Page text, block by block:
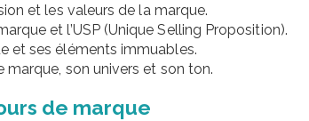
et les valeurs de la marque.
et l’USP (Unique Selling Proposition).
et ses éléments immuables.
marque, son univers et son ton.
de marque